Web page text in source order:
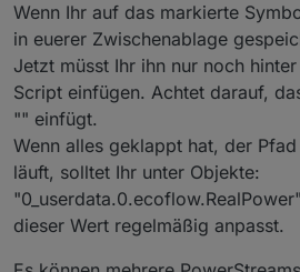
Wenn Ihr auf das markierte
in euerer Zwischenablage
Jetzt müsst Ihr ihn nur noch
Script einfügen. Achtet darauf,
"" einfügt.
Wenn alles geklappt hat, der
läuft, solltet Ihr unter Objekte:
dieser Wert regelmäßig anpasst.